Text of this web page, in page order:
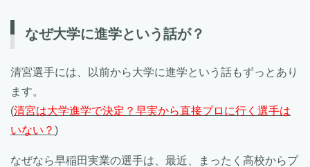
なぜ大学に進学という話が？
清宮選手には、以前から大学に進学という話もずっとあり
ます。
(清宮は大学進学で決定？早実から直接プロに行く選手は
いない？ )
なぜなら早稲田実業の選手は、最近、まったく高校からプ